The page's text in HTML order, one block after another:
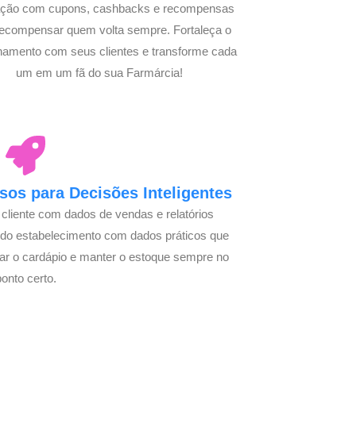
com cupons, cashbacks e recompensas
quem volta sempre. Fortaleça o
com seus clientes e transforme cada
um em um fã do sua Farmárcia!
para Decisões Inteligentes
com dados de vendas e relatórios
estabelecimento com dados práticos que
o cardápio e manter o estoque sempre no
certo.